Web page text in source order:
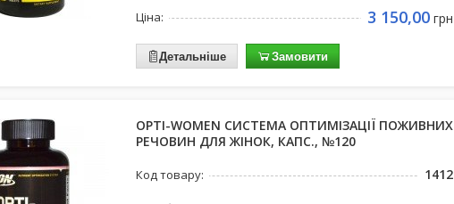
Ціна: 3 150,00грн
Детальніше Замовити
OPTI-WOMEN СИСТЕМА ОПТИМІЗАЦІЇ ПОЖИВНИХ
РЕЧОВИН ДЛЯ ЖІНОК, КАПС., №120
Код товару: 1412